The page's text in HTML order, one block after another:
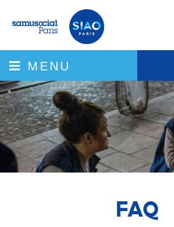
MENU
FAQ